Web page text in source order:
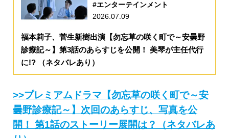
#エンターテインメント
2026.07.09
福本莉子、菅生新樹出演【勿忘草の咲く町で～安曇野
診療記～】第3話のあらすじを公開！ 美琴が主任代行
に!? （ネタバレあり）
>>プレミアムドラマ【勿忘草の咲く町で～安
曇野診療記～】次回のあらすじ、写真を公
開！ 第1話のストーリー展開は？（ネタバレあ